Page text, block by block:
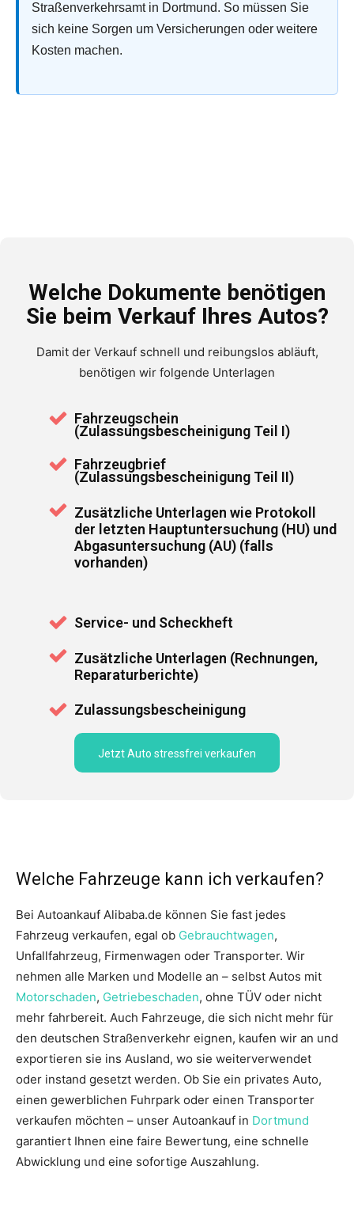
Straßenverkehrsamt in Dortmund. So müssen Sie
sich keine Sorgen um Versicherungen oder weitere
Kosten machen.
Welche Dokumente benötigen
Sie beim Verkauf Ihres Autos?
Damit der Verkauf schnell und reibungslos abläuft,
benötigen wir folgende Unterlagen
Fahrzeugschein
(Zulassungsbescheinigung Teil I)
Fahrzeugbrief
(Zulassungsbescheinigung Teil II)
Zusätzliche Unterlagen wie Protokoll
der letzten Hauptuntersuchung (HU) und
Abgasuntersuchung (AU) (falls
vorhanden)
Service- und Scheckheft
Zusätzliche Unterlagen (Rechnungen,
Reparaturberichte)
Zulassungsbescheinigung
Jetzt Auto stressfrei verkaufen
Welche Fahrzeuge kann ich verkaufen?
Bei Autoankauf Alibaba.de können Sie fast jedes
Fahrzeug verkaufen, egal ob Gebrauchtwagen,
Unfallfahrzeug, Firmenwagen oder Transporter. Wir
nehmen alle Marken und Modelle an – selbst Autos mit
Motorschaden, Getriebeschaden, ohne TÜV oder nicht
mehr fahrbereit. Auch Fahrzeuge, die sich nicht mehr für
den deutschen Straßenverkehr eignen, kaufen wir an und
exportieren sie ins Ausland, wo sie weiterverwendet
oder instand gesetzt werden. Ob Sie ein privates Auto,
einen gewerblichen Fuhrpark oder einen Transporter
verkaufen möchten – unser Autoankauf in Dortmund
garantiert Ihnen eine faire Bewertung, eine schnelle
Abwicklung und eine sofortige Auszahlung.